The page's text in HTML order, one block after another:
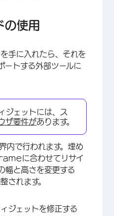
の使用
手に入れたら、それを
トする外部ツールに
ジェットには、ス
ザ要件があります。
で行われます。埋め
に合わせてリサイ
と高さを変更する
されます。
ジェットを修正する